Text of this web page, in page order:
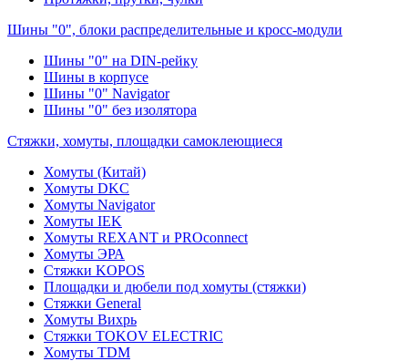
Шины "0", блоки распределительные и кросс-модули
Шины "0" на DIN-рейку
Шины в корпусе
Шины "0" Navigator
Шины "0" без изолятора
Стяжки, хомуты, площадки самоклеющиеся
Хомуты (Китай)
Хомуты DKC
Хомуты Navigator
Хомуты IEK
Хомуты REXANT и PROconnect
Хомуты ЭРА
Стяжки KOPOS
Площадки и дюбели под хомуты (стяжки)
Стяжки General
Хомуты Вихрь
Стяжки TOKOV ELECTRIC
Хомуты TDM